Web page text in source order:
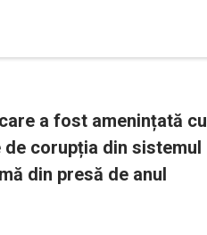
a fost amenințată cu
corupția din sistemul
din presă de anul